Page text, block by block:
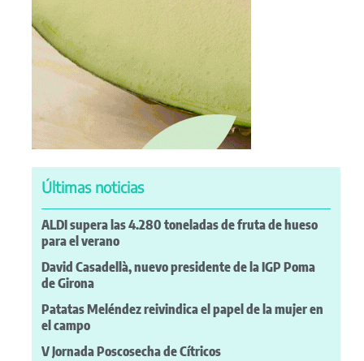
Últimas noticias
ALDI supera las 4.280 toneladas de fruta de hueso
para el verano
David Casadellà, nuevo presidente de la IGP Poma
de Girona
Patatas Meléndez reivindica el papel de la mujer en
el campo
V Jornada Poscosecha de Cítricos